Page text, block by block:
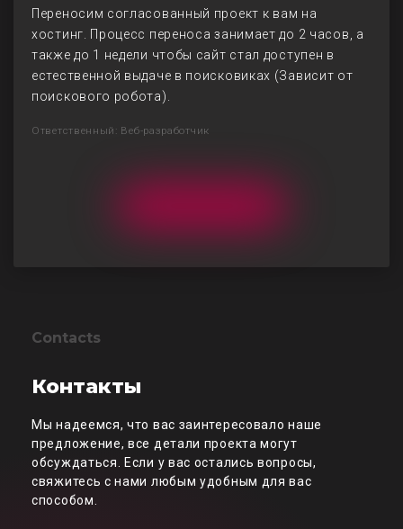
Переносим согласованный проект к вам на
хостинг. Процесс переноса занимает до 2 часов, а
также до 1 недели чтобы сайт стал доступен в
естественной выдаче в поисковиках (Зависит от
поискового робота).
Ответственный: Веб-разработчик
Contacts
Контакты
Мы надеемся, что вас заинтересовало наше
предложение, все детали проекта могут
обсуждаться. Если у вас остались вопросы,
свяжитесь с нами любым удобным для вас
способом.